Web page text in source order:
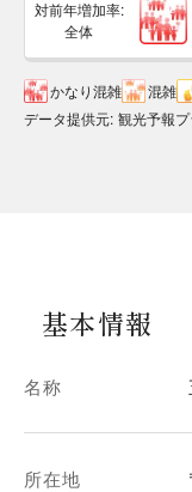
対前年増加率:
全体
かなり混雑 混雑
データ提供元: 観光予報
基本情報
名称
所在地